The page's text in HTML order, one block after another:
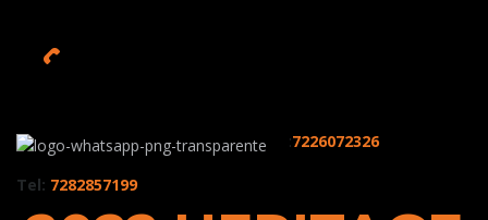
:7226072326
Tel: 7282857199